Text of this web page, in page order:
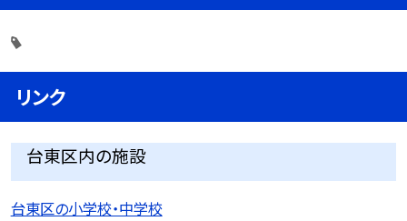
リンク
台東区内の施設
台東区の小学校・中学校